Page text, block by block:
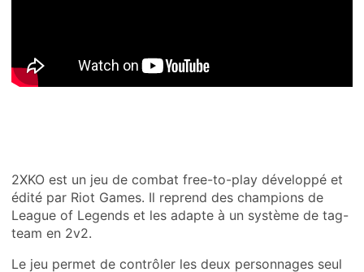
2XKO est un jeu de combat free-to-play développé et
édité par Riot Games. Il reprend des champions de
League of Legends et les adapte à un système de tag-
team en 2v2.
Le jeu permet de contrôler les deux personnages seul